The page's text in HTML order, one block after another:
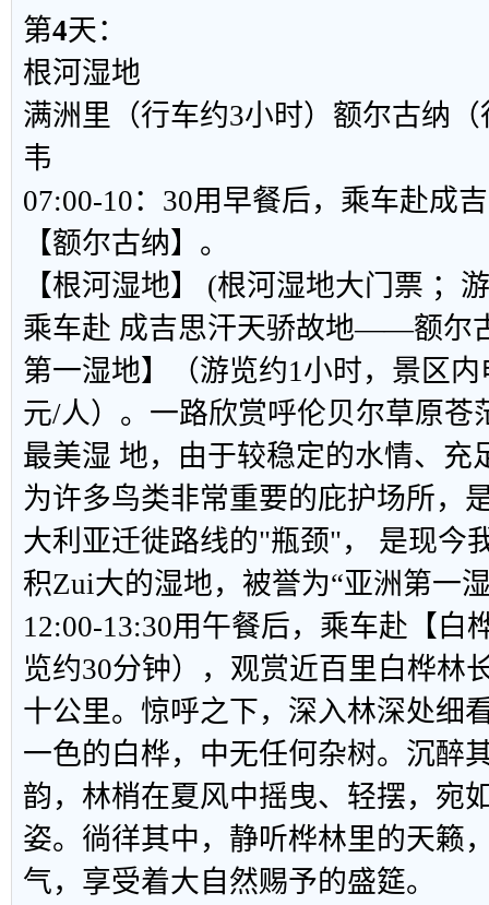
第4天：
根河湿地
满洲里（行车约3小时）额尔古纳
韦
07:00-10：30用早餐后，乘车赴
【额尔古纳】。
【根河湿地】
(根河湿地大门票 ；
乘车赴 成吉思汗天骄故地——额尔
第一湿地】（游览约1小时，景区
元/人）。一路欣赏呼伦贝尔草原苍
最美湿 地，由于较稳定的水情、充
为许多鸟类非常重要的庇护场所，
大利亚迁徙路线的"瓶颈"， 是现今
积Zui大的湿地，被誉为“亚洲第一
12:00-13:30用午餐后，乘车赴【白
览约30分钟），观赏近百里白桦林
十公里。惊呼之下，深入林深处细
一色的白桦，中无任何杂树。沉醉
韵，林梢在夏风中摇曳、轻摆，宛
姿。徜徉其中，静听桦林里的天籁
气，享受着大自然赐予的盛筵。